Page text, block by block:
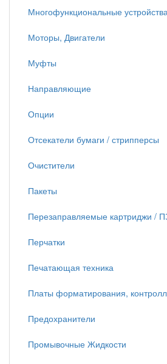
Многофункциональные
Моторы, Двигатели
Муфты
Направляющие
Опции
Отсекатели бумаги / стрипперсы
Очистители
Пакеты
Перезаправляемые картриджи /
Перчатки
Печатающая техника
Платы форматирования,
Предохранители
Промывочные Жидкости